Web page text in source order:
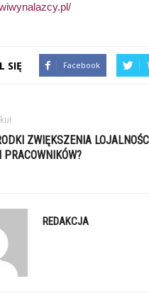
SIĘ Facebook
ZWIĘKSZENIA
PRACOWNIKÓW?
REDAKCJA